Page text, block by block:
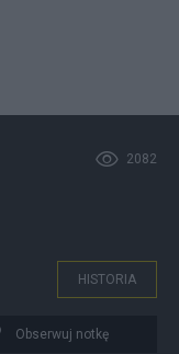
2082
HISTORIA
Obserwuj notkę